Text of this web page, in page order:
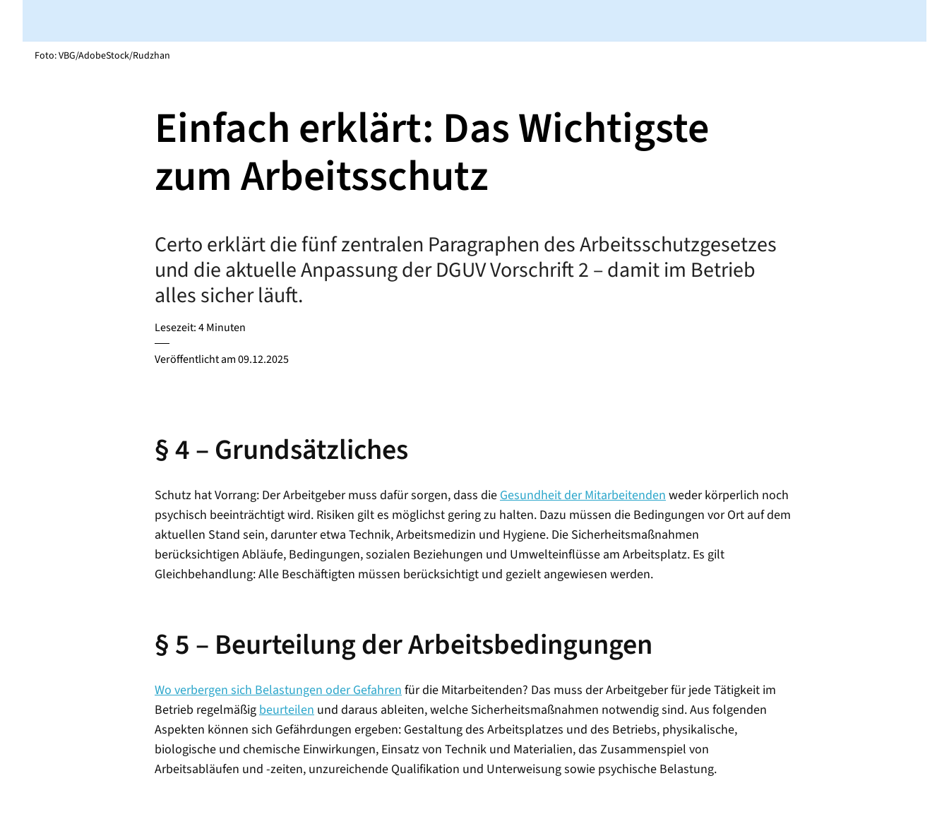
Foto: VBG/AdobeStock/Rudzhan
Einfach erklärt: Das Wichtigste
zum Arbeitsschutz
Certo erklärt die fünf zentralen Paragraphen des Arbeitsschutzgesetzes
und die aktuelle Anpassung der DGUV Vorschrift 2 – damit im Betrieb
alles sicher läuft.
Lesezeit: 4 Minuten
Veröffentlicht am09.12.2025
§ 4 – Grundsätzliches
Schutz hat Vorrang: Der Arbeitgeber muss dafür sorgen, dass dieGesundheit der Mitarbeitendenweder körperlich noch
psychisch beeinträchtigt wird. Risiken gilt es möglichst gering zu halten. Dazu müssen die Bedingungen vor Ort auf dem
aktuellen Stand sein, darunter etwa Technik, Arbeitsmedizin und Hygiene. Die Sicherheitsmaßnahmen
berücksichtigen Abläufe, Bedingungen, sozialen Beziehungen und Umwelteinflüsse am Arbeitsplatz. Es gilt
Gleichbehandlung: Alle Beschäftigten müssen berücksichtigt und gezielt angewiesen werden.
§ 5 – Beurteilung der Arbeitsbedingungen
Wo verbergen sich Belastungen oder Gefahrenfür die Mitarbeitenden? Das muss der Arbeitgeber für jede Tätigkeit im
Betrieb regelmäßigbeurteilen und daraus ableiten, welche Sicherheitsmaßnahmen notwendig sind. Aus folgenden
Aspekten können sich Gefährdungen ergeben: Gestaltung des Arbeitsplatzes und des Betriebs, physikalische,
biologische und chemische Einwirkungen, Einsatz von Technik und Materialien, das Zusammenspiel von
Arbeitsabläufen und -zeiten, unzureichende Qualifikation und Unterweisung sowie psychische Belastung.